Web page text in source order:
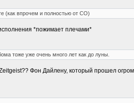
(как впрочем и полностью от СО)
*пожимает плечами*
тоже уже очень много лет как до луны.
Фон Дайлену, который прошел